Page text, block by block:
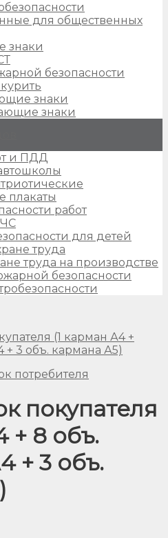
для общественных
знаки
безопасности
знаки
знаки
и ПДД
плакаты
работ
для детей
труда
труда на производстве
безопасности
потребителя
покупателя
+ 8 объ.
+ 3 объ.